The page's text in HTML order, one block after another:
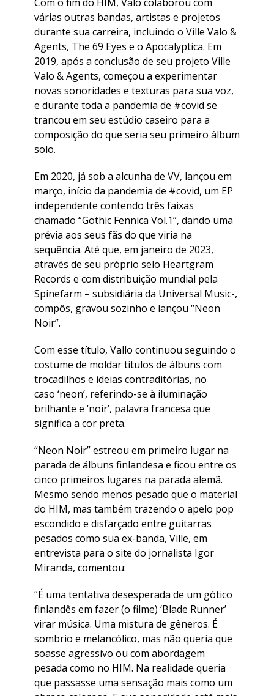
várias outras bandas, artistas e projetos
durante sua carreira, incluindo o Ville Valo &
Agents, The 69 Eyes e o Apocalyptica. Em
2019, após a conclusão de seu projeto Ville
Valo & Agents, começou a experimentar
novas sonoridades e texturas para sua voz,
e durante toda a pandemia de #covid se
trancou em seu estúdio caseiro para a
composição do que seria seu primeiro álbum
solo.
Em 2020, já sob a alcunha de VV, lançou em
março, início da pandemia de #covid, um EP
independente contendo três faixas
chamado “Gothic Fennica Vol.1”, dando uma
prévia aos seus fãs do que viria na
sequência. Até que, em janeiro de 2023,
através de seu próprio selo Heartgram
Records e com distribuição mundial pela
Spinefarm – subsidiária da Universal Music-,
compôs, gravou sozinho e lançou “Neon
Noir”.
Com esse título, Vallo continuou seguindo o
costume de moldar títulos de álbuns com
trocadilhos e ideias contraditórias, no
caso ‘neon’, referindo-se à iluminação
brilhante e ‘noir’, palavra francesa que
significa a cor preta.
“Neon Noir” estreou em primeiro lugar na
parada de álbuns finlandesa e ficou entre os
cinco primeiros lugares na parada alemã.
Mesmo sendo menos pesado que o material
do HIM, mas também trazendo o apelo pop
escondido e disfarçado entre guitarras
pesados como sua ex-banda, Ville, em
entrevista para o site do jornalista Igor
Miranda, comentou:
“É uma tentativa desesperada de um gótico
finlandês em fazer (o filme) ‘Blade Runner’
virar música. Uma mistura de gêneros. É
sombrio e melancólico, mas não queria que
soasse agressivo ou com abordagem
pesada como no HIM. Na realidade queria
que passasse uma sensação mais como um